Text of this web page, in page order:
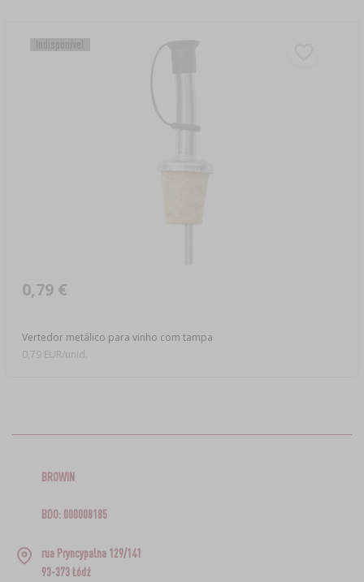
Vertedor metálico para vinho com tampa
0,79 €
0,79 EUR/unid.
BROWIN
BDO: 000008185
rua Pryncypalna 129/141
93-373 Łódź